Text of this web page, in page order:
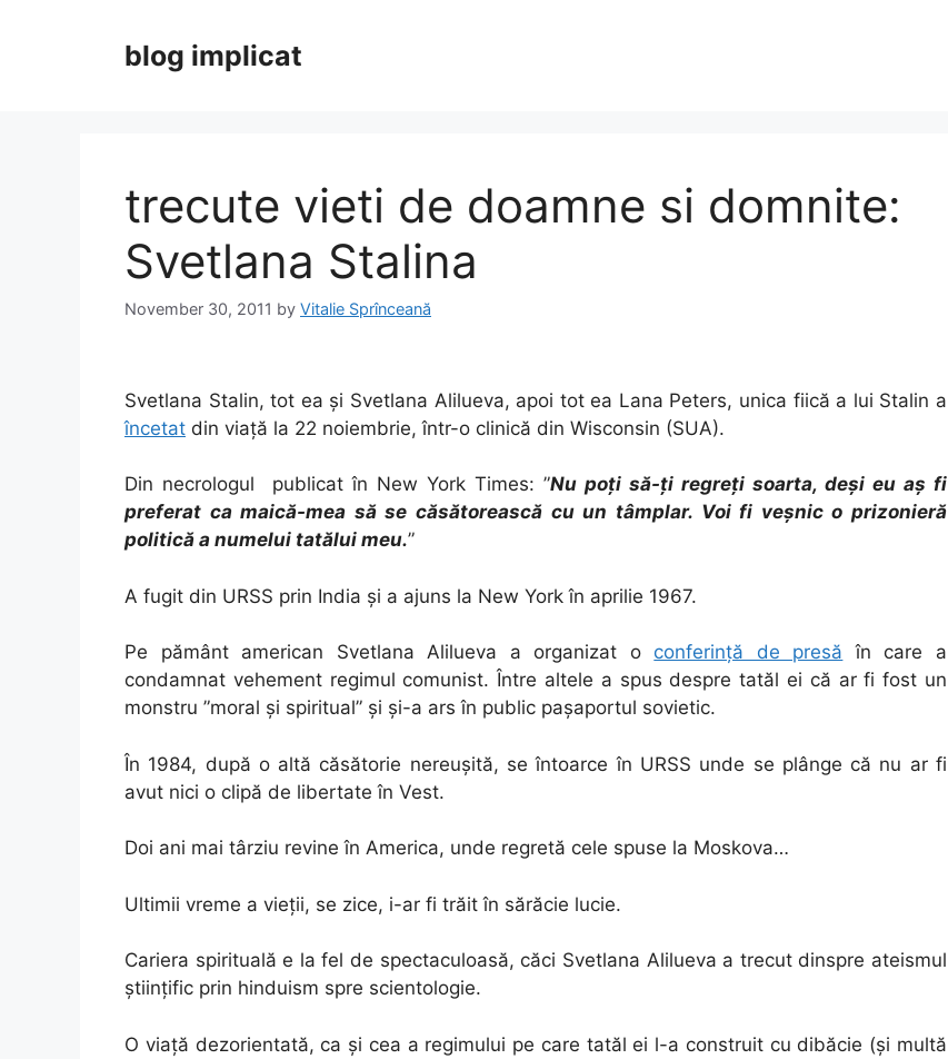
blog implicat
trecute vieti de doamne si domnite:
Svetlana Stalina
November 30, 2011 by Vitalie Sprînceană
Svetlana Stalin, tot ea și Svetlana Alilueva, apoi tot ea Lana Peters, unica fiică a lui Stalin a
încetat din viață la 22 noiembrie, într-o clinică din Wisconsin (SUA).
Din necrologul publicat în New York Times: ”Nu poți să-ți regreți soarta, deși eu aș fi
preferat ca maică-mea să se căsătorească cu un tâmplar. Voi fi veșnic o prizonieră
politică a numelui tatălui meu.”
A fugit din URSS prin India și a ajuns la New York în aprilie 1967.
Pe pământ american Svetlana Alilueva a organizat o conferință de presă în care a
condamnat vehement regimul comunist. Între altele a spus despre tatăl ei că ar fi fost un
monstru ”moral și spiritual” și și-a ars în public pașaportul sovietic.
În 1984, după o altă căsătorie nereușită, se întoarce în URSS unde se plânge că nu ar fi
avut nici o clipă de libertate în Vest.
Doi ani mai târziu revine în America, unde regretă cele spuse la Moskova…
Ultimii vreme a vieții, se zice, i-ar fi trăit în sărăcie lucie.
Cariera spirituală e la fel de spectaculoasă, căci Svetlana Alilueva a trecut dinspre ateismul
științific prin hinduism spre scientologie.
O viață dezorientată, ca și cea a regimului pe care tatăl ei l-a construit cu dibăcie (și multă